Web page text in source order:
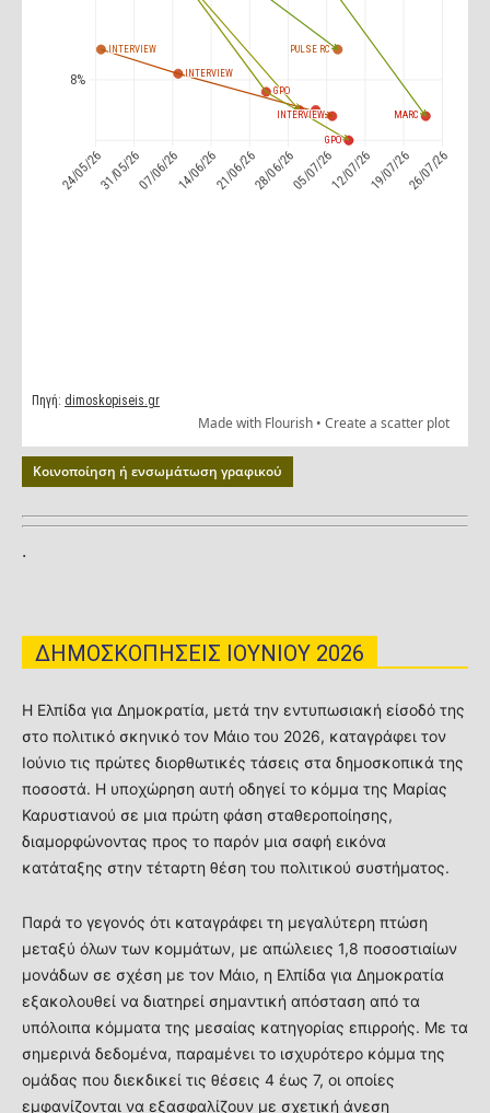
Κοινοποίηση ή ενσωμάτωση γραφικού
.
ΔΗΜΟΣΚΟΠΗΣΕΙΣ ΙΟΥΝΙΟΥ 2026
Η Ελπίδα για Δημοκρατία, μετά την εντυπωσιακή είσοδό της
στο πολιτικό σκηνικό τον Μάιο του 2026, καταγράφει τον
Ιούνιο τις πρώτες διορθωτικές τάσεις στα δημοσκοπικά της
ποσοστά. Η υποχώρηση αυτή οδηγεί το κόμμα της Μαρίας
Καρυστιανού σε μια πρώτη φάση σταθεροποίησης,
διαμορφώνοντας προς το παρόν μια σαφή εικόνα
κατάταξης στην τέταρτη θέση του πολιτικού συστήματος.
Παρά το γεγονός ότι καταγράφει τη μεγαλύτερη πτώση
μεταξύ όλων των κομμάτων, με απώλειες 1,8 ποσοστιαίων
μονάδων σε σχέση με τον Μάιο, η Ελπίδα για Δημοκρατία
εξακολουθεί να διατηρεί σημαντική απόσταση από τα
υπόλοιπα κόμματα της μεσαίας κατηγορίας επιρροής. Με τα
σημερινά δεδομένα, παραμένει το ισχυρότερο κόμμα της
ομάδας που διεκδικεί τις θέσεις 4 έως 7, οι οποίες
εμφανίζονται να εξασφαλίζουν με σχετική άνεση